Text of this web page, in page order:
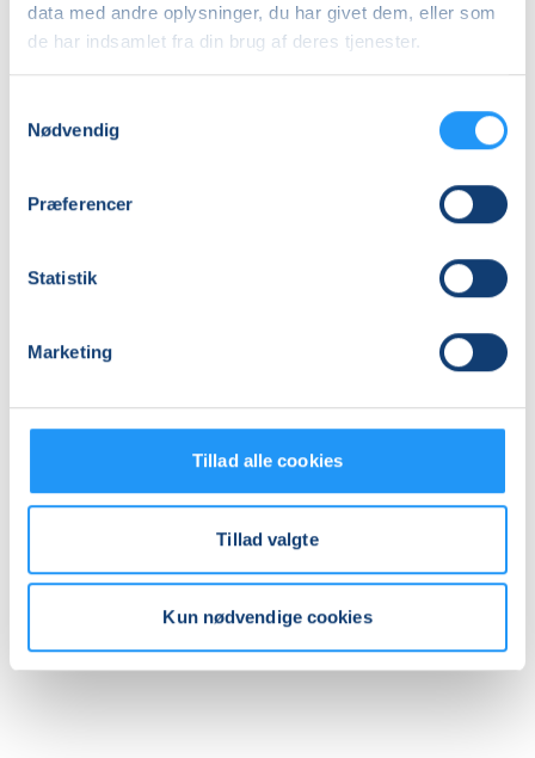
data med andre oplysninger, du har givet dem, eller som
de har indsamlet fra din brug af deres tjenester.
Nødvendig
Præferencer
Statistik
Marketing
Tillad alle cookies
Tillad valgte
Kun nødvendige cookies
Nummer
mandag 17.08.2026, kl. 19.00 - 21.15
mandag 23.11.2026, kl. 19.00 - 21.15
11mødegange
Holbæk By Skole - Absalon, Vandtårnsvej 3, 4300,
Se på kort
Praktiske oplysninger